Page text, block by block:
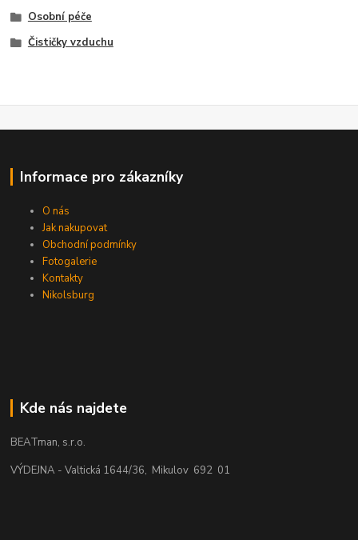
Osobní péče
Čističky vzduchu
Informace pro zákazníky
O nás
Jak nakupovat
Obchodní podmínky
Fotogalerie
Kontakty
Nikolsburg
Kde nás najdete
BEATman, s.r.o.
VÝDEJNA - Valtická 1644/36, Mikulov 692 01